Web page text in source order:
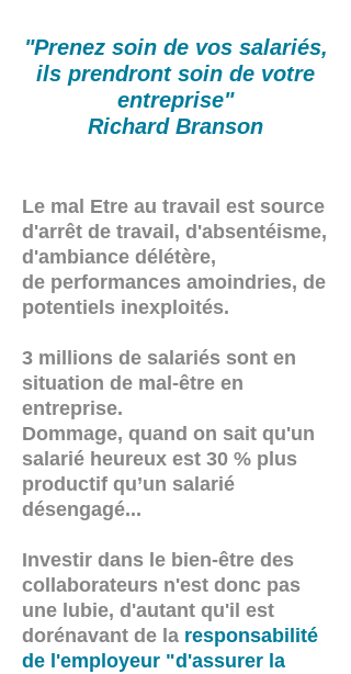
"Prenez soin de vos salariés,
ils prendront soin de votre
entreprise"
Richard Branson
Le mal Etre au travail est source
d'arrêt de travail, d'absentéisme,
d'ambiance délétère,
de performances amoindries, de
potentiels inexploités.
3 millions de salariés sont en
situation de mal-être en
entreprise.
Dommage, quand on sait qu'un
salarié heureux est 30 % plus
productif qu’un salarié
désengagé...
Investir dans le bien-être des
collaborateurs n'est donc pas
une lubie, d'autant qu'il est
dorénavant de la responsabilité
de l'employeur "d'assurer la